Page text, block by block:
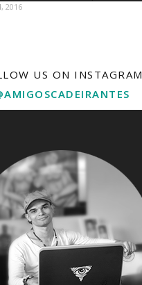
2016
US ON INSTAGRAM